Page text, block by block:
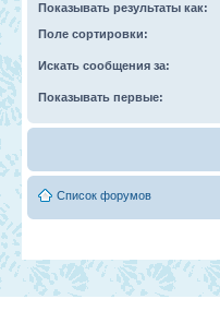
Показывать результаты как:
Поле сортировки:
Искать сообщения за:
Показывать первые:
Список форумов